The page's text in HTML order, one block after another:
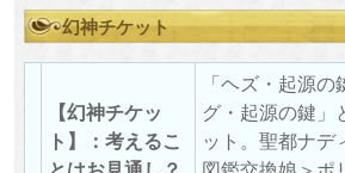
幻神チケット
【幻神チケッ
ト】：考えるこ
「ヘズ・起源
グ・起源の鍵」
ット。聖都ナデ